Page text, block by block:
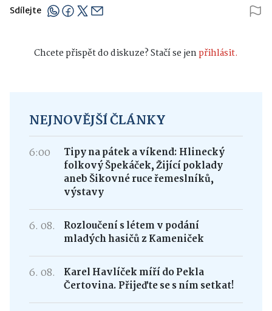
Sdílejte
Chcete přispět do diskuze? Stačí se jenpřihlásit.
NEJNOVĚJŠÍ ČLÁNKY
6:00
Tipy na pátek a víkend: Hlinecký
folkový Špekáček, Žijící poklady
aneb Šikovné ruce řemeslníků,
výstavy
6. 08.
Rozloučení s létem v podání
mladých hasičů z Kameniček
6. 08.
Karel Havlíček míří do Pekla
Čertovina. Přijeďte se s ním setkat!